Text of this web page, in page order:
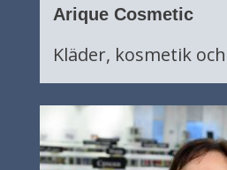
Arique Cosmetic
Kläder, kosmetik